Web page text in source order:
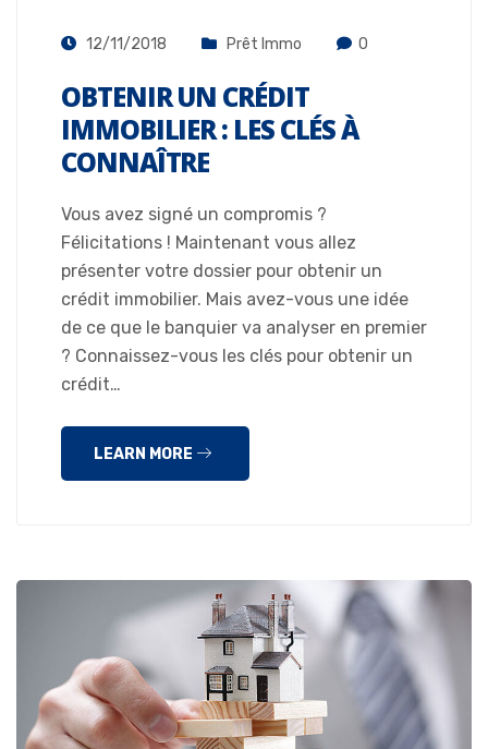
12/11/2018 Prêt Immo 0
OBTENIR UN CRÉDIT
IMMOBILIER : LES CLÉS À
CONNAÎTRE
Vous avez signé un compromis ?
Félicitations ! Maintenant vous allez
présenter votre dossier pour obtenir un
crédit immobilier. Mais avez-vous une idée
de ce que le banquier va analyser en premier
? Connaissez-vous les clés pour obtenir un
crédit…
LEARN MORE